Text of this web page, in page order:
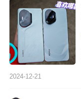
2024-12-21